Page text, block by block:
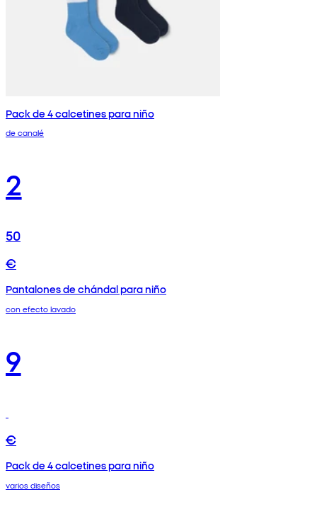
Pack de 4 calcetines para niño
de canalé
2
50
€
Pantalones de chándal para niño
con efecto lavado
9
€
Pack de 4 calcetines para niño
varios diseños